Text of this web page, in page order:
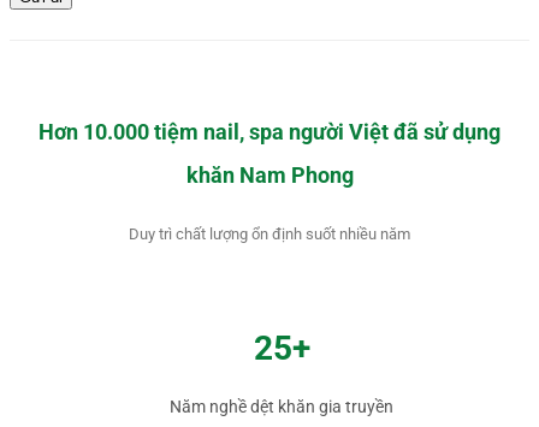
Hơn 10.000 tiệm nail, spa người Việt đã sử dụng
khăn Nam Phong
Duy trì chất lượng ổn định suốt nhiều năm
25+
Năm nghề dệt khăn gia truyền